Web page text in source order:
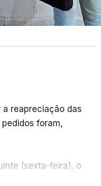
reapreciação das
foram,
(sexta-feira), o